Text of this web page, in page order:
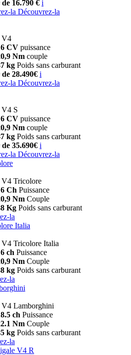
16.790 € i
la Découvrez-la
V4
CV puissance
Nm couple
kg Poids sans carburant
28.490€ i
la Découvrez-la
V4 S
CV puissance
Nm couple
kg Poids sans carburant
35.690€ i
la Découvrez-la
V4 Tricolore
Ch Puissance
Nm Couple
Kg Poids sans carburant
la
Italia
V4 Tricolore Italia
ch Puissance
Nm Couple
kg Poids sans carburant
la
V4 Lamborghini
ch Puissance
Nm Couple
kg Poids sans carburant
la
V4 R